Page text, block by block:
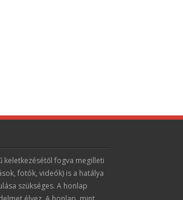
keletkezésétől fogva megilleti
fotók, videók) is a hatálya
szükséges. A honlap